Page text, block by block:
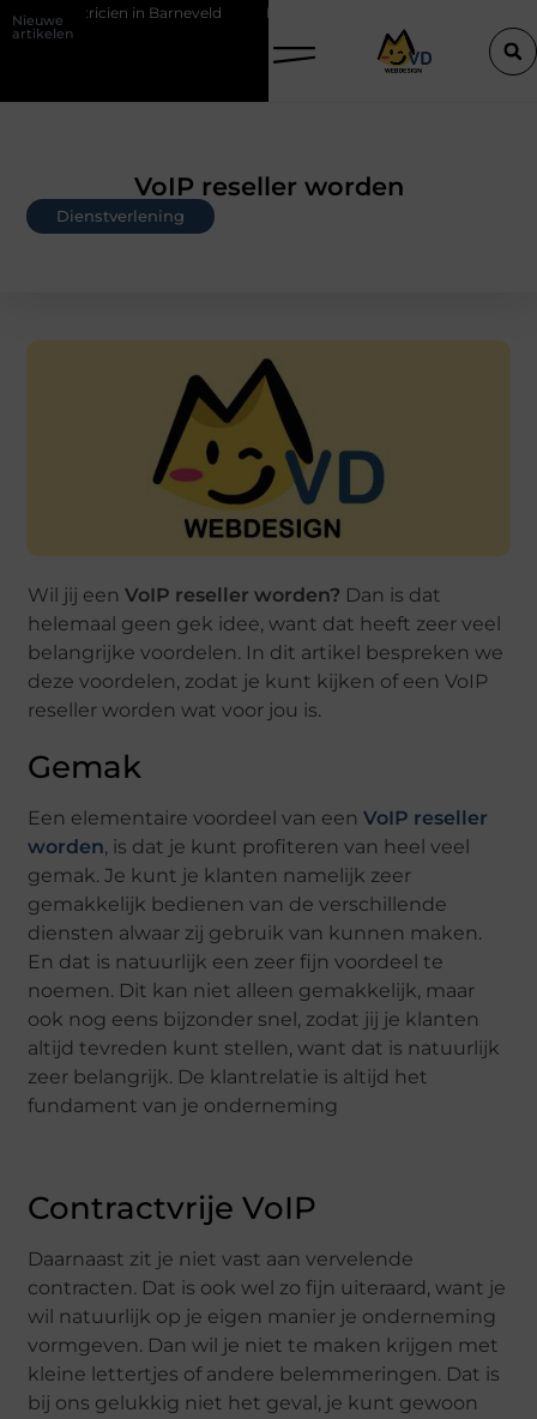
Nieuwe
artikelen
in Barneveld De Perfecte Gids voor Vloerbedekking in Purmerend
VoIP reseller worden
Dienstverlening
Wil jij eenVoIP reseller worden? Dan is dat
helemaal geen gek idee, want dat heeft zeer veel
belangrijke voordelen. In dit artikel bespreken we
deze voordelen, zodat je kunt kijken of een VoIP
reseller worden wat voor jou is.
Gemak
Een elementaire voordeel van eenVoIP reseller
worden, is dat je kunt profiteren van heel veel
gemak. Je kunt je klanten namelijk zeer
gemakkelijk bedienen van de verschillende
diensten alwaar zij gebruik van kunnen maken.
En dat is natuurlijk een zeer fijn voordeel te
noemen. Dit kan niet alleen gemakkelijk, maar
ook nog eens bijzonder snel, zodat jij je klanten
altijd tevreden kunt stellen, want dat is natuurlijk
zeer belangrijk. De klantrelatie is altijd het
fundament van je onderneming
Contractvrije VoIP
Daarnaast zit je niet vast aan vervelende
contracten. Dat is ook wel zo fijn uiteraard, want je
wil natuurlijk op je eigen manier je onderneming
vormgeven. Dan wil je niet te maken krijgen met
kleine lettertjes of andere belemmeringen. Dat is
bij ons gelukkig niet het geval, je kunt gewoon